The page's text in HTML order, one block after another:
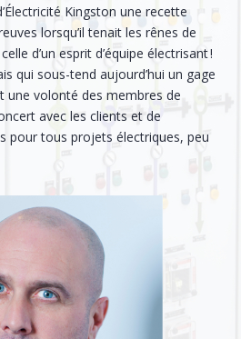
Kingston une recette
lorsqu’il tenait les rênes de
d’un esprit d’équipe électrisant !
qui sous-tend aujourd’hui un gage
une volonté des membres de
avec les clients et de
pour tous projets électriques, peu